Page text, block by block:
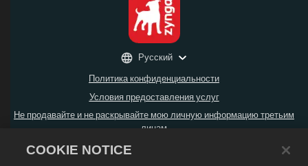
Политика конфиденциальности
Условия предоставления услуг
Не продавайте и не раскрывайте мою личную информацию третьим
лицам
Политика возврата
Русский
COOKIE NOTICE